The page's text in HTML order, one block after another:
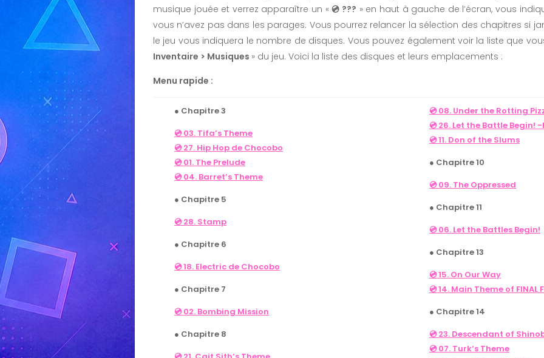
musique jouée et verrez apparaître un «💿 ??? » en haut à gauche de l’écran, vous
vous n’avez pas dans les parages. Vous pourrez relancer la sélection des chapitres si
le jeu vous indiquera le nombre de disques. Vous pouvez également voir la liste que
Inventaire > Musiques » du jeu. Voici la liste des disques et leurs emplacements :
Menu rapide :
● Chapitre 3
💿 03. Tifa’s Theme
💿 27. Hip Hop de Chocobo
💿 01. The Prelude
💿 04. Barret’s Theme
● Chapitre 5
💿 28. Stamp
● Chapitre 6
💿 18. Electric de Chocobo
● Chapitre 7
💿 02. Bombing Mission
● Chapitre 8
💿 08. Under the Rotting
💿 26. Let the Battle Begin! -
💿 11. Don of the Slums
● Chapitre 10
💿 09. The Oppressed
● Chapitre 11
💿 06. Let the Battles Begin!
● Chapitre 13
💿 15. On Our Way
💿 14. Main Theme of FINAL
● Chapitre 14
💿 23. Descendant of
💿 07. Turk’s Theme